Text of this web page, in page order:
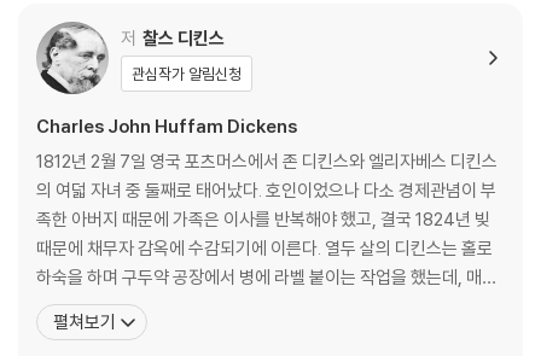
찰스 디킨스 연보
저 찰스 디킨스
관심작가 알림신청
Charles John Huffam Dickens
1812년 2월 7일 영국 포츠머스에서 존 디킨스와 엘리자베스 디킨스
의 여덟 자녀 중 둘째로 태어났다. 호인이었으나 다소 경제관념이 부
족한 아버지 때문에 가족은 이사를 반복해야 했고, 결국 1824년 빚
때문에 채무자 감옥에 수감되기에 이른다. 열두 살의 디킨스는 홀로
하숙을 하며 구두약 공장에서 병에 라벨 붙이는 작업을 했는데, 매일
10시간씩 일하며 주당 6실링을 받았던 이때의 혹독한 경험은 후일
여러 작품의 토대가 되었다. 집안 형편으로 결국 학교를 그만두고 속
펼쳐보기